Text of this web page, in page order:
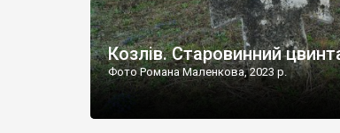
Козлів. Старовинний
Фото Романа Маленкова, 2023 р.